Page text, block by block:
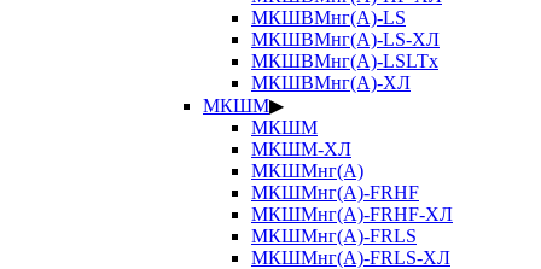
МКШВМнг(А)-LS
МКШВМнг(А)-LS-ХЛ
МКШВМнг(А)-LSLTx
МКШВМнг(А)-ХЛ
МКШМ▶
МКШМ
МКШМ-ХЛ
МКШМнг(А)
МКШМнг(А)-FRHF
МКШМнг(А)-FRHF-ХЛ
МКШМнг(А)-FRLS
МКШМнг(А)-FRLS-ХЛ